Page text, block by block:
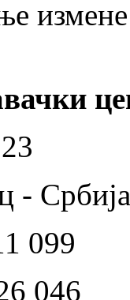
- Србија
099
046